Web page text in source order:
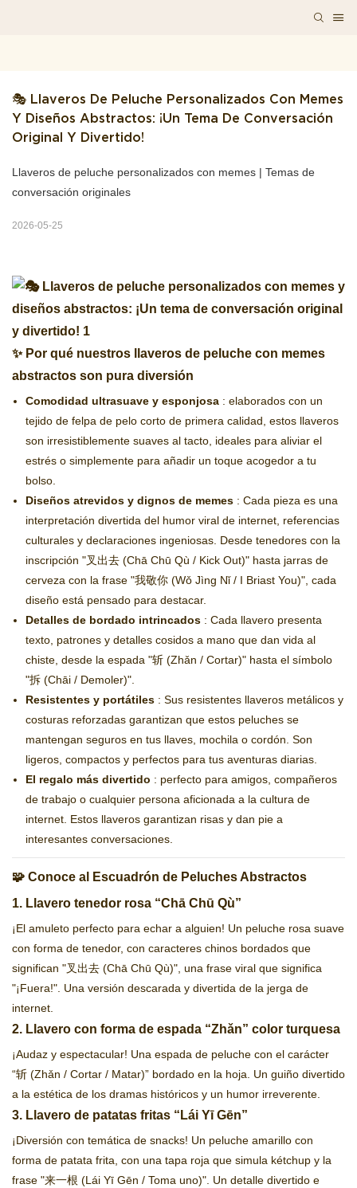
🎭 Llaveros De Peluche Personalizados Con Memes
Y Diseños Abstractos: ¡Un Tema De Conversación
Original Y Divertido!
Llaveros de peluche personalizados con memes | Temas de
conversación originales
2026-05-25
✨ Por qué nuestros llaveros de peluche con memes
abstractos son pura diversión
Comodidad ultrasuave y esponjosa: elaborados con un
tejido de felpa de pelo corto de primera calidad, estos llaveros
son irresistiblemente suaves al tacto, ideales para aliviar el
estrés o simplemente para añadir un toque acogedor a tu
bolso.
Diseños atrevidos y dignos de memes: Cada pieza es una
interpretación divertida del humor viral de internet, referencias
culturales y declaraciones ingeniosas. Desde tenedores con la
inscripción "叉出去 (Chā Chū Qù / Kick Out)" hasta jarras de
cerveza con la frase "我敬你 (Wǒ Jìng Nǐ / I Briast You)", cada
diseño está pensado para destacar.
Detalles de bordado intrincados: Cada llavero presenta
texto, patrones y detalles cosidos a mano que dan vida al
chiste, desde la espada "斩 (Zhǎn / Cortar)" hasta el símbolo
"拆 (Chāi / Demoler)".
Resistentes y portátiles: Sus resistentes llaveros metálicos y
costuras reforzadas garantizan que estos peluches se
mantengan seguros en tus llaves, mochila o cordón. Son
ligeros, compactos y perfectos para tus aventuras diarias.
El regalo más divertido : perfecto para amigos, compañeros
de trabajo o cualquier persona aficionada a la cultura de
internet. Estos llaveros garantizan risas y dan pie a
interesantes conversaciones.
🧩 Conoce al Escuadrón de Peluches Abstractos
1. Llavero tenedor rosa “Chā Chū Qù”
¡El amuleto perfecto para echar a alguien! Un peluche rosa suave
con forma de tenedor, con caracteres chinos bordados que
significan "叉出去 (Chā Chū Qù)", una frase viral que significa
"¡Fuera!". Una versión descarada y divertida de la jerga de
internet.
2. Llavero con forma de espada “Zhǎn” color turquesa
¡Audaz y espectacular! Una espada de peluche con el carácter
“斩 (Zhǎn / Cortar / Matar)” bordado en la hoja. Un guiño divertido
a la estética de los dramas históricos y un humor irreverente.
3. Llavero de patatas fritas “Lái Yī Gēn”
¡Diversión con temática de snacks! Un peluche amarillo con
forma de patata frita, con una tapa roja que simula kétchup y la
frase "来一根 (Lái Yī Gēn / Toma uno)". Un detalle divertido e